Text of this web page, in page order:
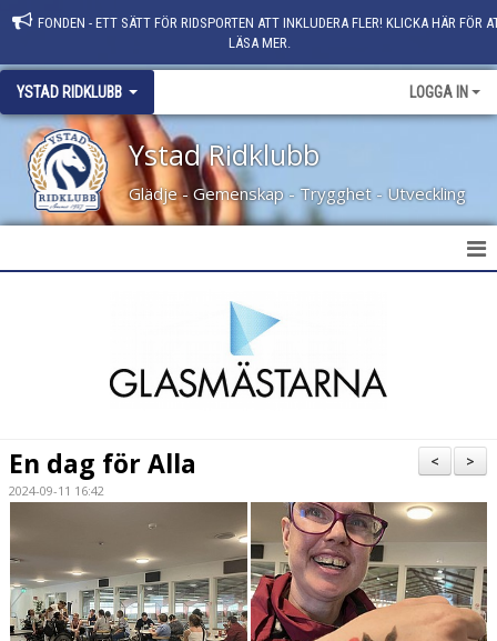
FONDEN - ETT SÄTT FÖR RIDSPORTEN ATT INKLUDERA FLER! KLICKA HÄR FÖR
LÄSA MER.
YSTAD RIDKLUBB LOGGA IN
Ystad Ridklubb
Glädje - Gemenskap - Trygghet - Utveckling
PERSONAL
KALENDER
>
<
En dag för Alla
2024-09-11 16:42